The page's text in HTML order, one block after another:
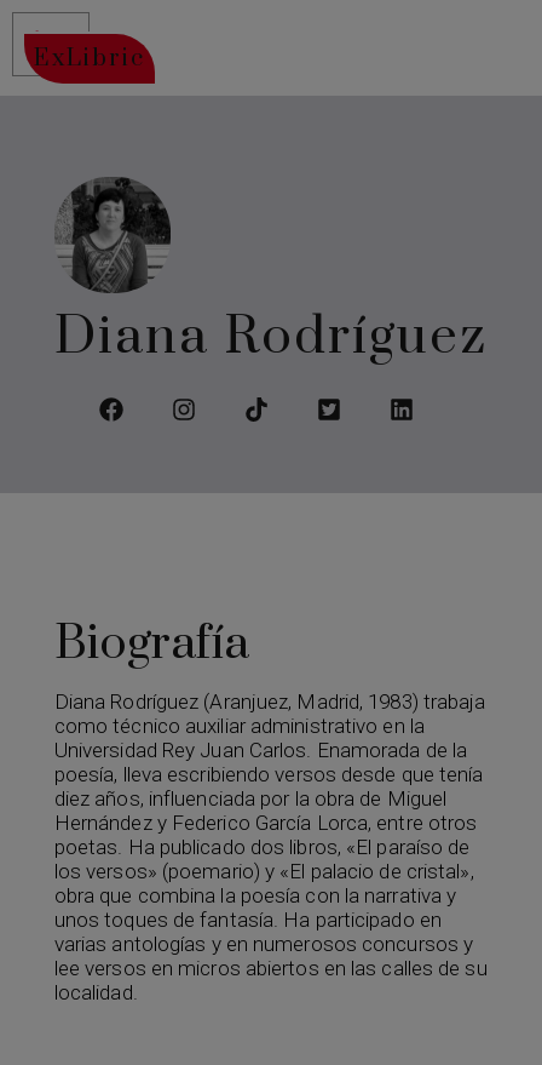
ExLibric
Diana Rodríguez
Biografía
Diana Rodríguez (Aranjuez, Madrid, 1983) trabaja
como técnico auxiliar administrativo en la
Universidad Rey Juan Carlos. Enamorada de la
poesía, lleva escribiendo versos desde que tenía
diez años, influenciada por la obra de Miguel
Hernández y Federico García Lorca, entre otros
poetas. Ha publicado dos libros, «El paraíso de
los versos» (poemario) y «El palacio de cristal»,
obra que combina la poesía con la narrativa y
unos toques de fantasía. Ha participado en
varias antologías y en numerosos concursos y
lee versos en micros abiertos en las calles de su
localidad.